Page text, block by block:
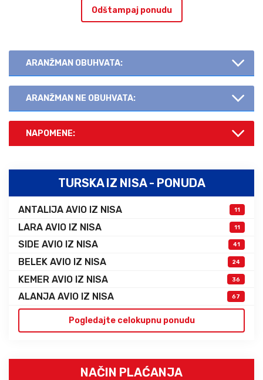
Odštampaj ponudu
ARANŽMAN OBUHVATA:
ARANŽMAN NE OBUHVATA:
NAPOMENE:
TURSKA IZ NISA - PONUDA
ANTALIJA AVIO IZ NISA 11
LARA AVIO IZ NISA 11
SIDE AVIO IZ NISA 41
BELEK AVIO IZ NISA 24
KEMER AVIO IZ NISA 36
ALANJA AVIO IZ NISA 67
Pogledajte celokupnu ponudu
NAČIN PLAĆANJA